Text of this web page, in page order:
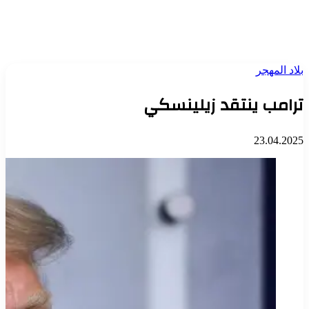
بلاد المهجر
ترامب ينتقد زيلينسكي
23.04.2025